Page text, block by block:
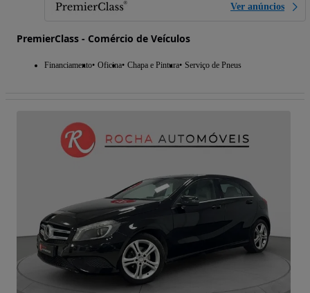
Ver anúncios
PremierClass - Comércio de Veículos
Financiamento Oficina Chapa e Pintura Serviço de Pneus